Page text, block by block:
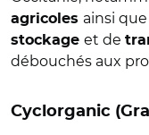
agricoles ainsi
stockage et de
débouchés aux
Cyclorganic